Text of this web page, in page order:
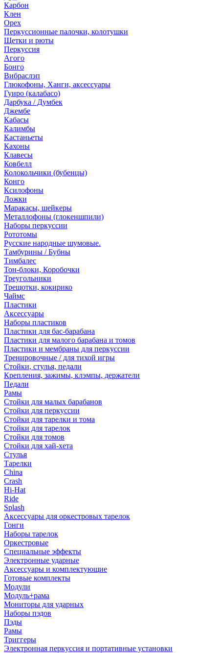
Карбон
Клен
Орех
Перкуссионные палочки, колотушки
Щетки и рюты
Перкуссия
Агого
Бонго
Вибраслэп
Глюкофоны, Ханги, аксессуары
Гуиро (калабасо)
Дарбука / Думбек
Джембе
Кабасы
Калимбы
Кастаньеты
Кахоны
Клавесы
Ковбелл
Колокольчики (бубенцы)
Конго
Ксилофоны
Ложки
Маракасы, шейкеры
Металлофоны (глокеншпили)
Наборы перкуссии
Рототомы
Русские народные шумовые.
Тамбурины / Бубны
Тимбалес
Тон-блоки, Коробочки
Треугольники
Трещотки, кокирико
Чаймс
Пластики
Аксессуары
Наборы пластиков
Пластики для бас-барабана
Пластики для малого барабана и томов
Пластики и мембраны для перкуссии
Тренировочные / для тихой игры
Стойки, стулья, педали
Крепления, зажимы, клэмпы, держатели
Педали
Рамы
Стойки для малых барабанов
Стойки для перкуссии
Стойки для тарелки и тома
Стойки для тарелок
Стойки для томов
Стойки для хай-хета
Стулья
Тарелки
China
Crash
Hi-Hat
Ride
Splash
Аксессуары для оркестровых тарелок
Гонги
Наборы тарелок
Оркестровые
Специальные эффекты
Электронные ударные
Аксессуары и комплектующие
Готовые комплекты
Модули
Модуль+рама
Мониторы для ударных
Наборы пэдов
Пэды
Рамы
Триггеры
Электронная перкуссия и портативные установки